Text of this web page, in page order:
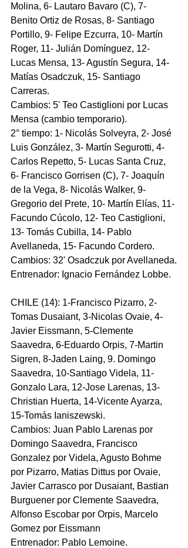
Molina, 6- Lautaro Bavaro (C), 7-
Benito Ortiz de Rosas, 8- Santiago
Portillo, 9- Felipe Ezcurra, 10- Martín
Roger, 11- Julián Domínguez, 12-
Lucas Mensa, 13- Agustín Segura, 14-
Matías Osadczuk, 15- Santiago
Carreras.
Cambios: 5' Teo Castiglioni por Lucas
Mensa (cambio temporario).
2° tiempo: 1- Nicolás Solveyra, 2- José
Luis González, 3- Martín Segurotti, 4-
Carlos Repetto, 5- Lucas Santa Cruz,
6- Francisco Gorrisen (C), 7- Joaquín
de la Vega, 8- Nicolás Walker, 9-
Gregorio del Prete, 10- Martín Elías, 11-
Facundo Cúcolo, 12- Teo Castiglioni,
13- Tomás Cubilla, 14- Pablo
Avellaneda, 15- Facundo Cordero.
Cambios: 32' Osadczuk por Avellaneda.
Entrenador: Ignacio Fernández Lobbe.
CHILE (14): 1-Francisco Pizarro, 2-
Tomas Dusaiant, 3-Nicolas Ovaie, 4-
Javier Eissmann, 5-Clemente
Saavedra, 6-Eduardo Orpis, 7-Martin
Sigren, 8-Jaden Laing, 9. Domingo
Saavedra, 10-Santiago Videla, 11-
Gonzalo Lara, 12-Jose Larenas, 13-
Christian Huerta, 14-Vicente Ayarza,
15-Tomás Ianiszewski.
Cambios: Juan Pablo Larenas por
Domingo Saavedra, Francisco
Gonzalez por Videla, Agusto Bohme
por Pizarro, Matias Dittus por Ovaie,
Javier Carrasco por Dusaiant, Bastian
Burguener por Clemente Saavedra,
Alfonso Escobar por Orpis, Marcelo
Gomez por Eissmann
Entrenador: Pablo Lemoine.